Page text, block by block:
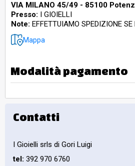
VIA MILANO 45/49 - 85100
Presso: I GIOIELLI
Note: EFFETTUIAMO SPEDIZIONE
Mappa
Modalità pagamento
Contatti
I Gioielli srls di Gori Luigi
tel: 392 970 6760